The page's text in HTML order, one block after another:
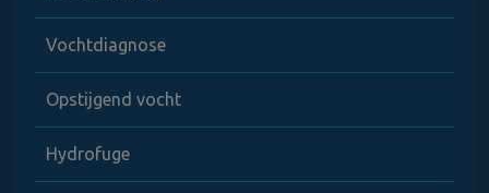
Vochtdiagnose
Opstijgend vocht
Hydrofuge